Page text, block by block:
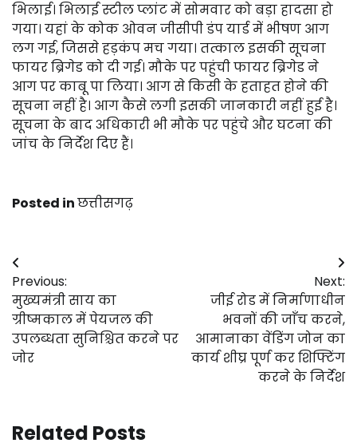
भिलाई। भिलाई स्टील प्लांट में सोमवार को बड़ा हादसा हो
गया। यहां के कोक ओवन जीसीपी डंप यार्ड में भीषण आग
लग गई, जिससे हड़कंप मच गया। तत्काल इसकी सूचना
फायर ब्रिगेड को दी गई। मौके पर पहुंची फायर ब्रिगेड ने
आग पर काबू पा लिया। आग से किसी के हताहत होने की
सूचना नहीं है। आग कैसे लगी इसकी जानकारी नहीं हुई है।
सूचना के बाद अधिकारी भी मौके पर पहुंचे और घटना की
जांच के निर्देश दिए हैं।
Posted inछत्तीसगढ़
Post
navigation
Previous:
मुख्यमंत्री साय का
ग्रीष्मकाल में पेयजल की
उपलब्धता सुनिश्चित करने पर
जोर
Next:
जीई रोड में निर्माणाधीन
भवनों की जाँच करने,
आमानाका वेंडिंग जोन का
कार्य शीघ्र पूर्ण कर शिफ्टिंग
करने के निर्देश
Related Posts